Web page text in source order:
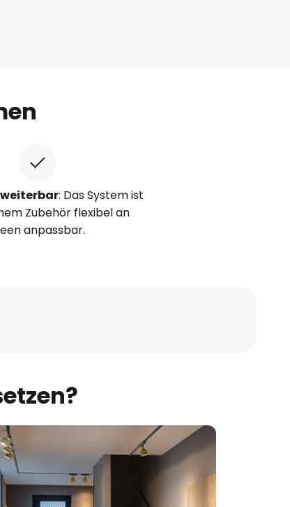
: Das System ist
Zubehör flexibel an
anpassbar.